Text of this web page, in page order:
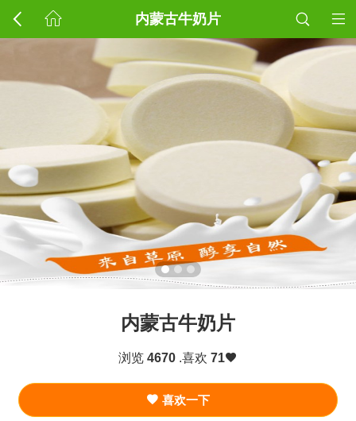
内蒙古牛奶片
内蒙古牛奶片
浏览 4670 .喜欢 71
喜欢一下